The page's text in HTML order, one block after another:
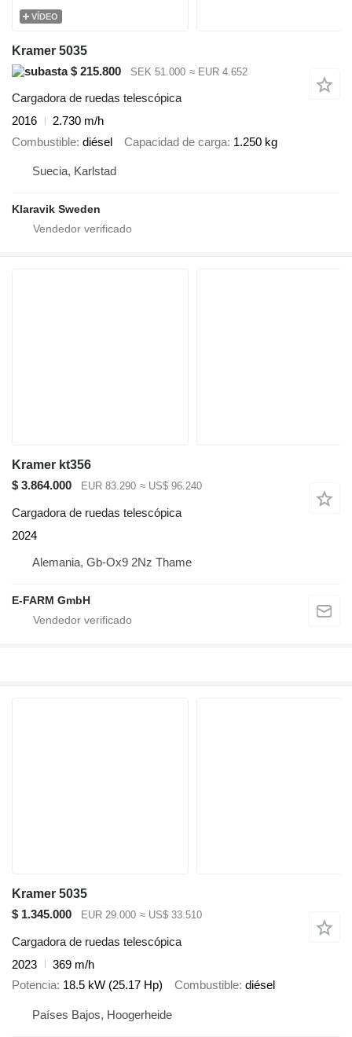
VÍDEO
Kramer 5035
$ 215.800
SEK 51.000 ≈ EUR 4.652
Cargadora de ruedas telescópica
2016
2.730 m/h
Combustible diésel Capacidad de carga 1.250 kg
Suecia, Karlstad
Klaravik Sweden
Kramer kt356
$ 3.864.000
EUR 83.290 ≈ US$ 96.240
Cargadora de ruedas telescópica
2024
Alemania, Gb-Ox9 2Nz Thame
E-FARM GmbH
Kramer 5035
$ 1.345.000
EUR 29.000 ≈ US$ 33.510
Cargadora de ruedas telescópica
2023
369 m/h
Potencia 18.5 kW (25.17 Hp) Combustible diésel
Países Bajos, Hoogerheide